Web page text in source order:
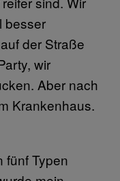
besser
der Straße
wir
Aber nach
Krankenhaus.
fünf Typen